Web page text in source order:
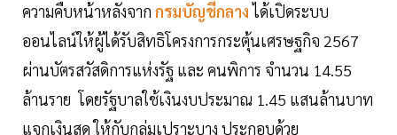
ความคืบหน้าหลังจาก กรมบัญชีกลางได้เปิดระบบ
ออนไลน์ให้ผู้ได้รับสิทธิโครงการกระตุ้นเศรษฐกิจ 2567
ผ่านบัตรสวัสดิการแห่งรัฐ และ คนพิการ จำนวน 14.55
ล้านราย โดยรัฐบาลใช้เงินงบประมาณ 1.45 แสนล้านบาท
แจกเงินสด ให้กับกลุ่มเปราะบาง ประกอบด้วย